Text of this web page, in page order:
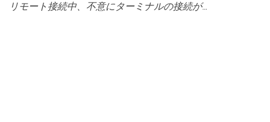
リモート接続中、不意にターミナルの接続が…